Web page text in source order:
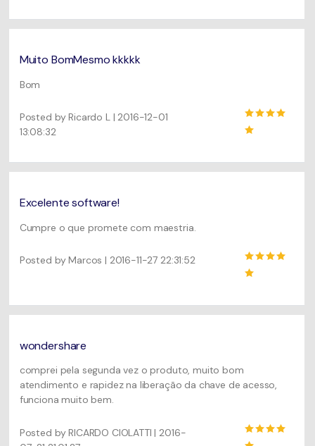
Muito BomMesmo kkkkk
Bom
Posted by Ricardo L | 2016-12-01
13:08:32
Excelente software!
Cumpre o que promete com maestria.
Posted by Marcos | 2016-11-27 22:31:52
wondershare
comprei pela segunda vez o produto, muito bom
atendimento e rapidez na liberação da chave de acesso,
funciona muito bem.
Posted by RICARDO CIOLATTI | 2016-